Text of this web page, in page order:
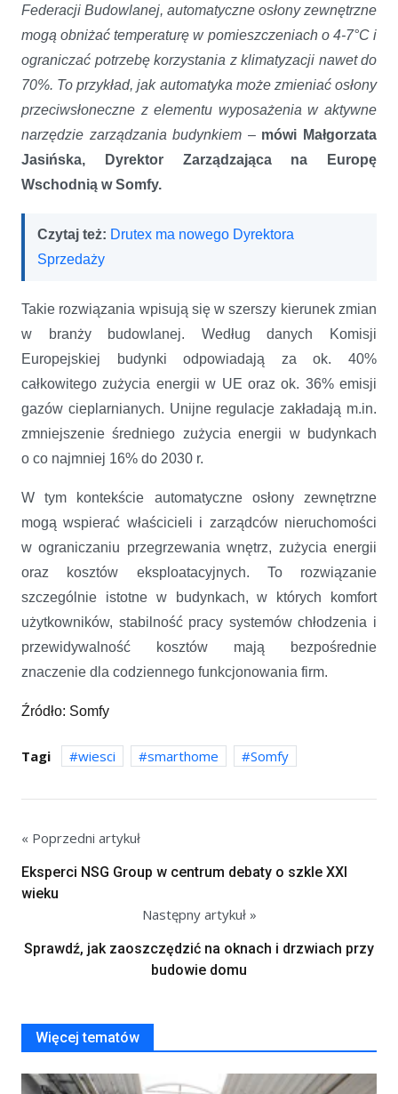
Federacji Budowlanej, automatyczne osłony zewnętrzne
mogą obniżać temperaturę w pomieszczeniach o 4-7°C i
ograniczać potrzebę korzystania z klimatyzacji nawet do
70%. To przykład, jak automatyka może zmieniać osłony
przeciwsłoneczne z elementu wyposażenia w aktywne
narzędzie zarządzania budynkiem – mówi Małgorzata
Jasińska, Dyrektor Zarządzająca na Europę
Wschodnią w Somfy.
Czytaj też: Drutex ma nowego Dyrektora
Sprzedaży
Takie rozwiązania wpisują się w szerszy kierunek zmian
w branży budowlanej. Według danych Komisji
Europejskiej budynki odpowiadają za ok. 40%
całkowitego zużycia energii w UE oraz ok. 36% emisji
gazów cieplarnianych. Unijne regulacje zakładają m.in.
zmniejszenie średniego zużycia energii w budynkach
o co najmniej 16% do 2030 r.
W tym kontekście automatyczne osłony zewnętrzne
mogą wspierać właścicieli i zarządców nieruchomości
w ograniczaniu przegrzewania wnętrz, zużycia energii
oraz kosztów eksploatacyjnych. To rozwiązanie
szczególnie istotne w budynkach, w których komfort
użytkowników, stabilność pracy systemów chłodzenia i
przewidywalność kosztów mają bezpośrednie
znaczenie dla codziennego funkcjonowania firm.
Źródło: Somfy
Tagi wiesci smarthome Somfy
« Poprzedni artykuł
Eksperci NSG Group w centrum debaty o szkle XXI
wieku
Następny artykuł »
Sprawdź, jak zaoszczędzić na oknach i drzwiach przy
budowie domu
Więcej tematów